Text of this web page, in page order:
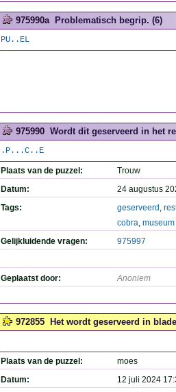
975990a Problematisch begrip. (6)
PU..EL
975990 Wordt dit geserveerd in het
.P...C..E
Plaats van de puzzel:
Trouw
Datum:
24 augustus
Tags:
geserveerd ,
cobra, museum
Gelijkluidende vragen:
975997
Geplaatst door: Anoniem
972855 Het wordt geserveerd in
Plaats van de puzzel:
moes
Datum:
12 juli 2024